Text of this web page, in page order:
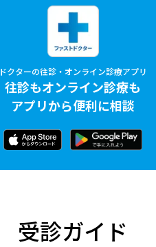
ドクターの往診・オンライン診療アプリ
往診もオンライン診療も
アプリから便利に相談
受診ガイド